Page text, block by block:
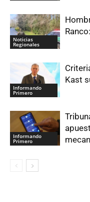
Noticias
Regionales
Informando
Primero
Kast
Informando
Primero